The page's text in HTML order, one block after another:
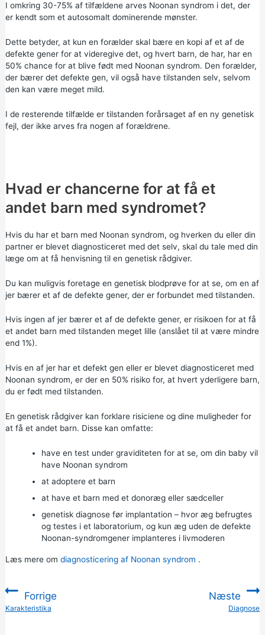
I omkring 30-75% af tilfældene arves Noonan syndrom i det, der
er kendt som et autosomalt dominerende mønster.
Dette betyder, at kun en forælder skal bære en kopi af et af de
defekte gener for at videregive det, og hvert barn, de har, har en
50% chance for at blive født med Noonan syndrom. Den forælder,
der bærer det defekte gen, vil også have tilstanden selv, selvom
den kan være meget mild.
I de resterende tilfælde er tilstanden forårsaget af en ny genetisk
fejl, der ikke arves fra nogen af forældrene.
Hvad er chancerne for at få et
andet barn med syndromet?
Hvis du har et barn med Noonan syndrom, og hverken du eller din
partner er blevet diagnosticeret med det selv, skal du tale med din
læge om at få henvisning til en genetisk rådgiver.
Du kan muligvis foretage en genetisk blodprøve forat se, om en af
jer bærer et af de defekte gener, der er forbundet med tilstanden.
Hvis ingen af jer bærer et af de defekte gener, er risikoen for at få
et andet barn med tilstanden meget lille (anslået til at være mindre
end 1%).
Hvis en af jer har et defekt gen eller er blevet diagnosticeret med
Noonan syndrom, er der en 50% risiko for, at hvert yderligere barn,
du er født med tilstanden.
En genetisk rådgiver kan forklare risiciene og dine muligheder for
at få et andet barn. Disse kan omfatte:
have en test under graviditeten for at se, om din baby vil
have Noonan syndrom
at adoptere et barn
at have et barn med et donoræg eller sædceller
genetisk diagnose før implantation – hvor æg befrugtes
og testes i et laboratorium, og kun æg uden de defekte
Noonan-syndromgener implanteres i livmoderen
Læs mere om diagnosticering af Noonan syndrom .
Forrige
:Karakteristika
Næste
Diagnose